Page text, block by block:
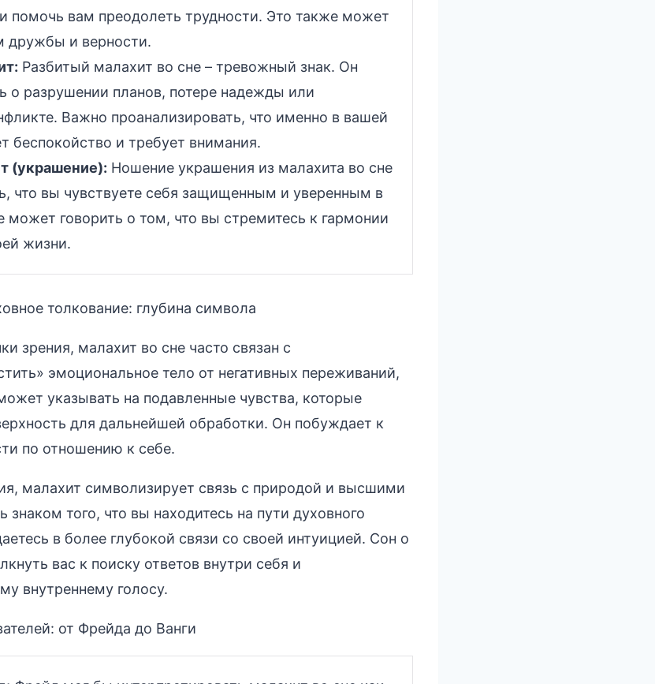
помочь вам преодолеть трудности. Это также может
дружбы и верности.
Разбитый малахит во сне – тревожный знак. Он
о разрушении планов, потере надежды или
Важно проанализировать, что именно в вашей
беспокойство и требует внимания.
(украшение): Ношение украшения из малахита во сне
что вы чувствуете себя защищенным и уверенным в
может говорить о том, что вы стремитесь к гармонии
жизни.
толкование: глубина символа
зрения, малахит во сне часто связан с
эмоциональное тело от негативных переживаний,
указывать на подавленные чувства, которые
для дальнейшей обработки. Он побуждает к
по отношению к себе.
малахит символизирует связь с природой и высшими
того, что вы находитесь на пути духовного
в более глубокой связи со своей интуицией. Сон о
вас к поиску ответов внутри себя и
внутреннему голосу.
от Фрейда до Ванги